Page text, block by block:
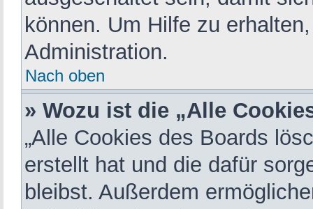
können. Um Hilfe zu
Administration.
Nach oben
» Wozu ist die „Alle
„Alle Cookies des Boards
erstellt hat und die dafür
bleibst. Außerdem